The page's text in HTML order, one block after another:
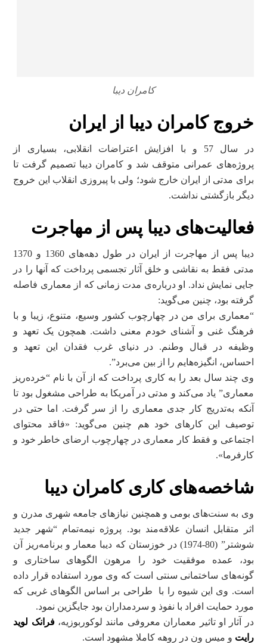
کامران دیبا
خروج کامران دیبا از ایران
در سال 57 و با افزایش اعتراضات انقلابی، بسیاری از
پروژه‌های عمرانی متوقف شد و کامران دیبا تصمیم گرفت تا
برای مدتی از ایران خارج شود؛ ولی با پیروزی انقلاب این خروج
دیگر بازگشتی نداشت.
فعالیت‌های دیبا پس از مهاجرت
دیبا پس از مهاجرت از ایران در طول دهه‌های 1360 و 1370
مدتی فقط به نقاشی و خلق آثار تجسمی پرداخت که آنها را در
جایی نمایش نداد. او درباره‌‌ی مدت زمانی که از معماری فاصله
گرفته بود، چنین می‌گوید:
“معماری برای من در چهارچوب کشور وسیع، متنوع، زیبا و با
فرهنگ غنی و آشنای خودم معنی داشت. همچون یک تعهد و
وظیفه در قبال وطنم. در دنیای غرب فقدان این تعهد و
احساس، انگیزه‌هایم را از بین می‌برد”.
وی چند سال بعد را به کاری پرداخت که از آن با نام “خرده‌ریز
معماری” یاد می‌کند و مدتی در آمریکا به طراحی مشغول بود تا
آنکه به‌تدریج کار جدی معماری را از سر گرفت. اما حتی در
توصیف این کارهای خود هم‌ چنین می‌گوید: «فاقد محتوای
اجتماعی و فقط کار معماری در چهارچوب ارضای خاطر خود و
کارفرما».
شاخصه‌های کاری کامران دیبا
وی به سنت‌های بومی و همچنین نیاز‌های جامعه شهری مدرن و
اثر متقابل انسان علاقه‌مند بود. پروژه نیمه‌تمام “شهر جدید
شوشتر” (80-1974) در خوزستان که دیبا معمار و برنامه‌ریز آن
بود، عمده موفقیت خود را مرهون الگوهای ساختاری و
گونه‌های ساختمانی سنتی است که وی مورد استفاده قرار داده
است. وی این شیوه را با طراحی بر اساس الگوهای غربی که
مورد حمایت افراد با نفوذ و سردمداران بود جایگزین نمود.
در آثار او تاثیر معماران معروفی مانند لوکوربوزیه،فرانک لوید
رایت و میس ‌ون‌ در روهه کاملا مشهود است.